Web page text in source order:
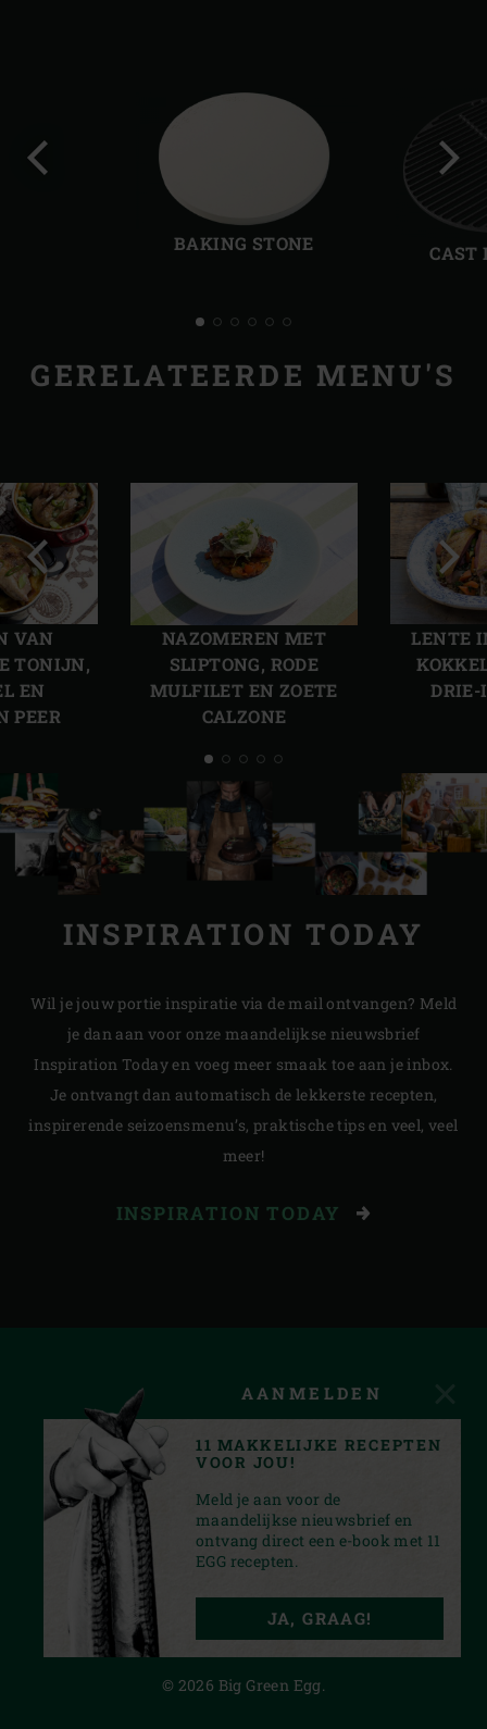
BAKING STONE CAST
slide
GERELATEERDE MENU'S
VAN
TONIJN,
EN
PEER
NAZOMEREN MET
SLIPTONG, RODE
MULFILET EN ZOETE
CALZONE
LENTE
DRIE-
Vorige
slide
slide
INSPIRATION TODAY
Wil je jouw portie inspiratie via de mail ontvangen? Meld
je dan aan voor onze maandelijkse nieuwsbrief
Inspiration Today en voeg meer smaak toe aan je inbox.
Je ontvangt dan automatisch de lekkerste recepten,
inspirerende seizoensmenu’s, praktische tips en veel, veel
meer!
INSPIRATION TODAY
PRIVACY STATEMENT
© 2026 Big Green Egg.
AANMELDEN
11 MAKKELIJKE RECEPTEN
VOOR JOU!
Meld je aan voor de
maandelijkse nieuwsbrief en
ontvang direct een e-book met 11
EGG recepten.
JA, GRAAG!